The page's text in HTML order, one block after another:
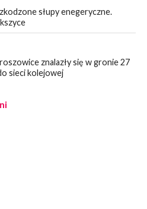
słupy enegeryczne.
znalazły się w gronie 27
sieci kolejowej
Święta Policji w